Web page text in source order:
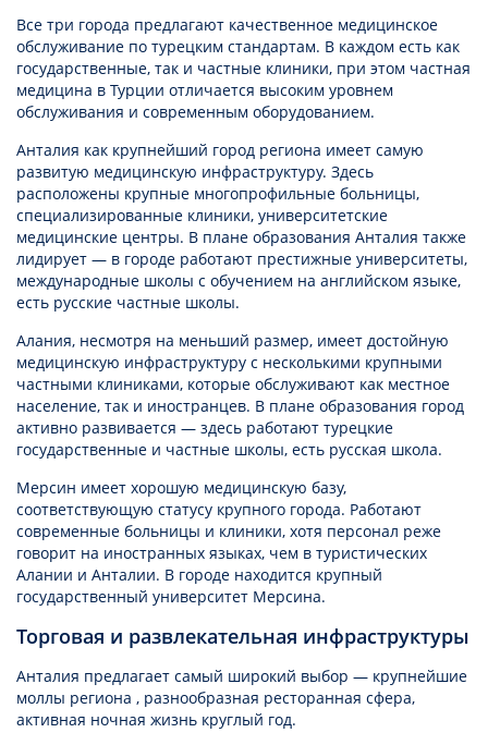
Все три города предлагают качественное медицинское
обслуживание по турецким стандартам. В каждом есть как
государственные, так и частные клиники, при этом частная
медицина в Турции отличается высоким уровнем
обслуживания и современным оборудованием.
Анталия как крупнейший город региона имеет самую
развитую медицинскую инфраструктуру. Здесь
расположены крупные многопрофильные больницы,
специализированные клиники, университетские
медицинские центры. В плане образования Анталия также
лидирует — в городе работают престижные университеты,
международные школы с обучением на английском языке,
есть русские частные школы.
Алания, несмотря на меньший размер, имеет достойную
медицинскую инфраструктуру с несколькими крупными
частными клиниками, которые обслуживают как местное
население, так и иностранцев. В плане образования город
активно развивается — здесь работают турецкие
государственные и частные школы, есть русская школа.
Мерсин имеет хорошую медицинскую базу,
соответствующую статусу крупного города. Работают
современные больницы и клиники, хотя персонал реже
говорит на иностранных языках, чем в туристических
Алании и Анталии. В городе находится крупный
государственный университет Мерсина.
Торговая и развлекательная инфраструктуры
Анталия предлагает самый широкий выбор — крупнейшие
моллы региона , разнообразная ресторанная сфера,
активная ночная жизнь круглый год.